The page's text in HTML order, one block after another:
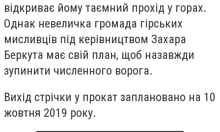
відкриває йому таємний прохід у горах.
Однак невеличка громада гірських
мисливців під керівництвом Захара
Беркута має свій план, щоб назавжди
зупинити численного ворога.
Вихід стрічки у прокат заплановано на 10
жовтня 2019 року.